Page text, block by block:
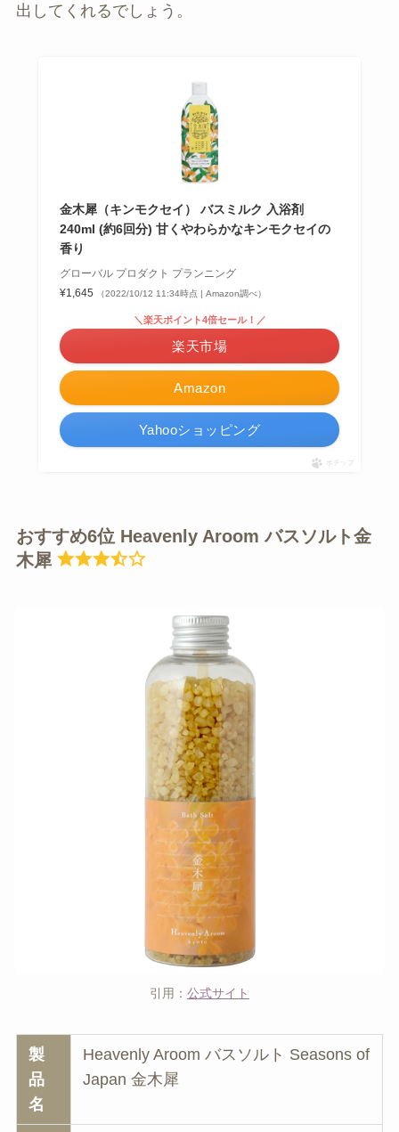
出してくれるでしょう。
金木犀（キンモクセイ） バスミルク 入浴剤
240ml (約6回分) 甘くやわらかなキンモクセイの
香り
グローバル プロダクト プランニング
¥1,645
（2022/10/12 11:34時点 | Amazon調べ）
Amazon
＼楽天ポイント4倍セール！／
楽天市場
Yahooショッピング
ポチップ
おすすめ6位 Heavenly Aroom バスソルト金
木犀
引用： 公式サイト
製
品
名
Heavenly Aroom バスソルト Seasons of
Japan 金木犀